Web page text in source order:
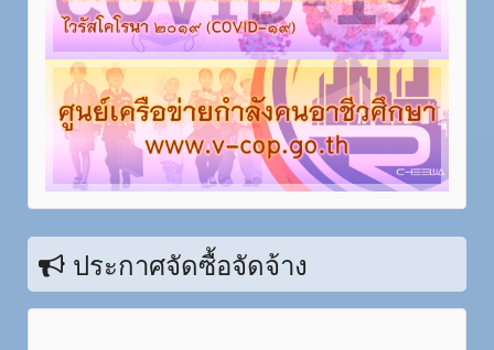
ประกาศจัดซื้อจัดจ้าง